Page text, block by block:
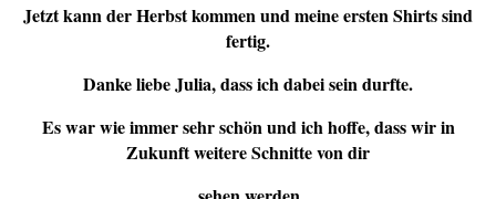
Jetzt kann der Herbst kommen und meine ersten Shirts sind
fertig.
Danke liebe Julia, dass ich dabei sein durfte.
Es war wie immer sehr schön und ich hoffe, dass wir in
Zukunft weitere Schnitte von dir